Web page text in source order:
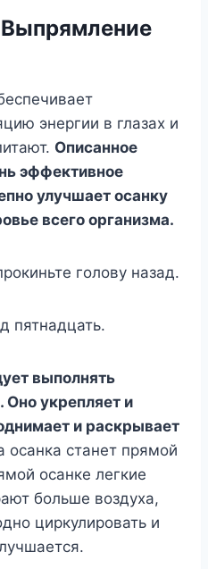
энергии в глазах и
Описанное
эффективное
улучшает осанку
всего организма.
голову назад.
пятнадцать.
выполнять
Оно укрепляет и
и раскрывает
осанка станет прямой
осанке легкие
больше воздуха,
циркулировать и